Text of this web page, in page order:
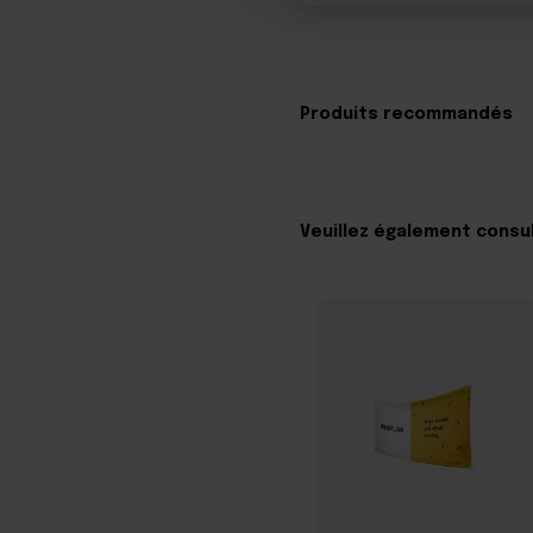
Produits recommandés
Veuillez également